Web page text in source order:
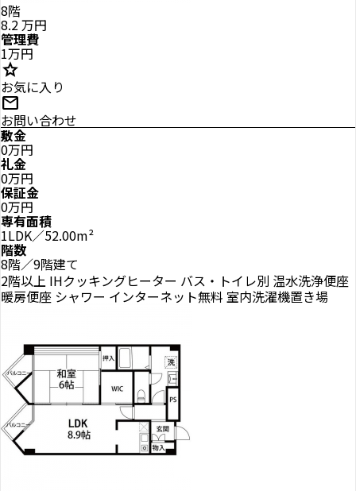
8階
8.2万円
管理費
1万円
star
お気に入り
mail
お問い合わせ
敷金
0万円
礼金
0万円
保証金
0万円
専有面積
1LDK／52.00m²
階数
8階／9階建て
2階以上 IHクッキングヒーター バス・トイレ別 温水洗浄便座
暖房便座 シャワー インターネット無料 室内洗濯機置き場